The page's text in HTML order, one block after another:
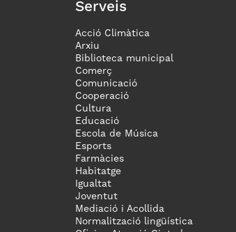
Serveis
Acció Climàtica
Arxiu
Biblioteca municipal
Comerç
Comunicació
Cooperació
Cultura
Educació
Escola de Música
Esports
Farmàcies
Habitatge
Igualtat
Joventut
Mediació i Acollida
Normalització lingüística